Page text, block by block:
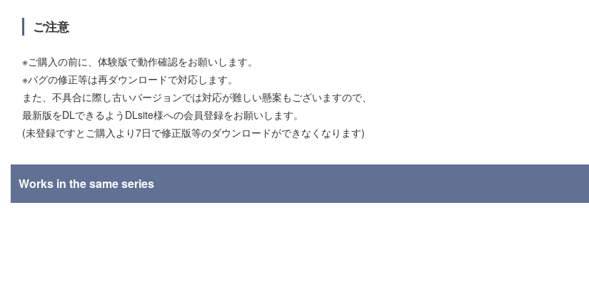
ご注意
※ご購入の前に、体験版で動作確認をお願いします。
※バグの修正等は再ダウンロードで対応します。
また、不具合に際し古いバージョンでは対応が難しい懸案もございますので、
最新版をDLできるようDLsite様への会員登録をお願いします。
(未登録ですとご購入より7日で修正版等のダウンロードができなくなります)
Works in the same series